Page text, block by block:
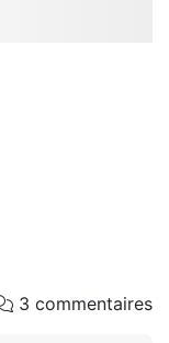
3 commentaires